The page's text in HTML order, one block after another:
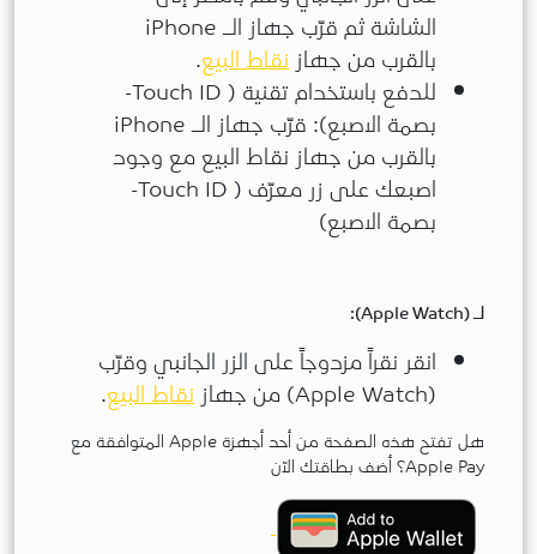
الشاشة ثم قرّب جهاز الـ iPhone
بالقرب من جهاز نقاط البيع.
للدفع باستخدام تقنية ( Touch ID-
بصمة الاصبع): قرّب جهاز الـ iPhone
بالقرب من جهاز نقاط البيع مع وجود
اصبعك على زر معرّف ( Touch ID-
بصمة الاصبع)
لـ (Apple Watch):
انقر نقراً مزدوجاً على الزر الجانبي وقرّب
(Apple Watch) من جهاز
نقاط البيع.
هل تفتح هذه الصفحة من أحد أجهزة Apple المتوافقة مع
Apple Pay؟ أضف بطاقتك الآن